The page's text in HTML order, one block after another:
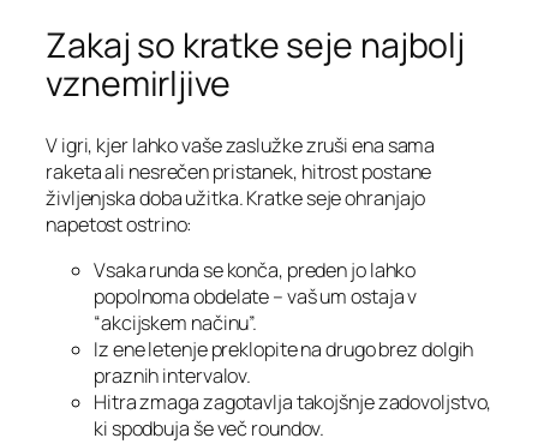
Zakaj so kratke seje najbolj
vznemirljive
V igri, kjer lahko vaše zaslužke zruši ena sama
raketa ali nesrečen pristanek, hitrost postane
življenjska doba užitka. Kratke seje ohranjajo
napetost ostrino:
Vsaka runda se konča, preden jo lahko
popolnoma obdelate – vaš um ostaja v
“akcijskem načinu”.
Iz ene letenje preklopite na drugo brez dolgih
praznih intervalov.
Hitra zmaga zagotavlja takojšnje zadovoljstvo,
ki spodbuja še več roundov.